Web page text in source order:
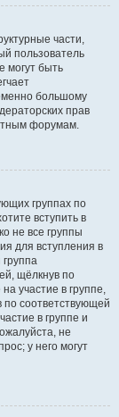
части,
пользователь
могут быть
большому
прав
форумам.
группах по
вступить в
не все группы
для вступления в
щёлкнув по
участие в группе,
по соответствующей
в группе и
не
у него могут